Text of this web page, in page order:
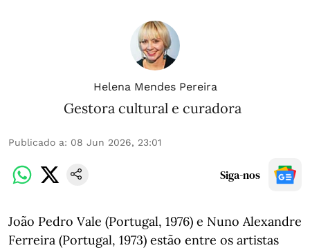
Helena Mendes Pereira
Gestora cultural e curadora
Publicado a: 08 Jun 2026, 23:01
Siga-nos
João Pedro Vale (Portugal, 1976) e Nuno Alexandre
Ferreira (Portugal, 1973) estão entre os artistas